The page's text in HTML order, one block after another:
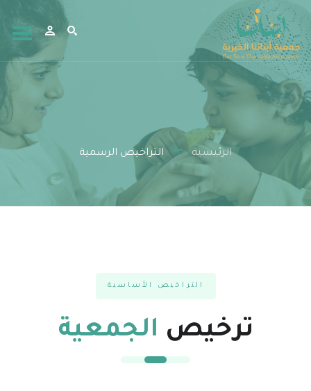
الرئيسية التراخيص الرسمية
التراخيص الأساسية
ترخيص الجمعية